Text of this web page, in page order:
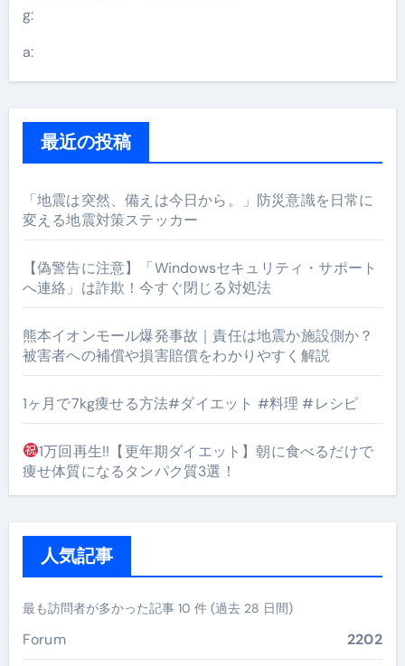
g:
a:
最近の投稿
「地震は突然、備えは今日から。」防災意識を日常に
変える地震対策ステッカー
【偽警告に注意】「Windowsセキュリティ・サポート
へ連絡」は詐欺！今すぐ閉じる対処法
熊本イオンモール爆発事故｜責任は地震か施設側か？
被害者への補償や損害賠償をわかりやすく解説
1ヶ月で7kg痩せる方法#ダイエット #料理 #レシピ
1万回再生!!【更年期ダイエット】朝に食べるだけで
痩せ体質になるタンパク質3選！
人気記事
最も訪問者が多かった記事 10 件 (過去 28 日間)
Forum 2202